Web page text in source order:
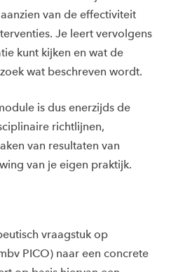
van de effectiviteit
Je leert vervolgens
kunt kijken en wat de
wat beschreven wordt.
is dus enerzijds de
richtlijnen,
van resultaten van
van je eigen praktijk.
vraagstuk op
PICO) naar een concrete